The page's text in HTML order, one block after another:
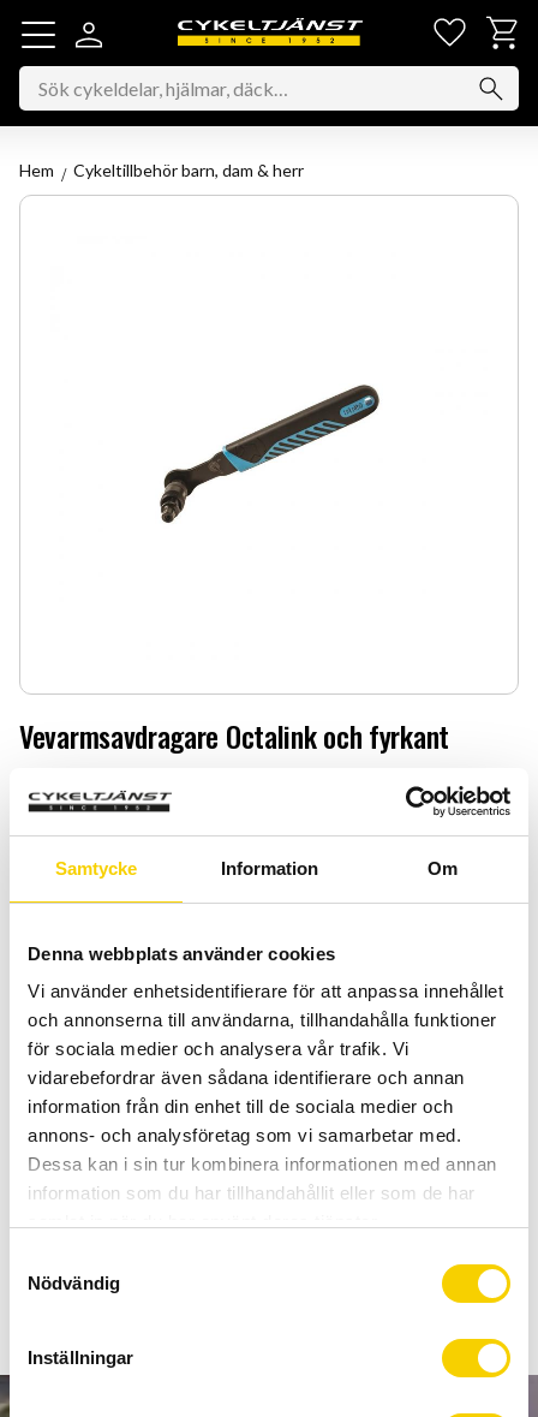
Samtycke Information Om
Denna webbplats använder cookies
Vi använder enhetsidentifierare för att anpassa innehållet
och annonserna till användarna, tillhandahålla funktioner
för sociala medier och analysera vår trafik. Vi
vidarebefordrar även sådana identifierare och annan
information från din enhet till de sociala medier och
annons- och analysföretag som vi samarbetar med.
Dessa kan i sin tur kombinera informationen med annan
information som du har tillhandahållit eller som de har
y
c
Nödvändig
Inställningar
Meny
Hem Cykeltillbehör barn, dam & herr
Vevarmsavdragare Octalink och fyrkant
179:-
KÖP
Certifierad cykelservice & Shimano Service Center
Allt inom cykel på ett ställe
Kunnig personal och hög kundnöjdhet
Lagerstatus
Beställningsvara